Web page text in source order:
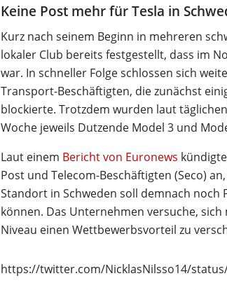
Keine Post mehr für Tesla in
Kurz nach seinem Beginn in mehreren
lokaler Club bereits festgestellt, dass im
war. In schneller Folge schlossen sich
Transport-Beschäftigten, die zunächst
blockierte. Trotzdem wurden laut
Woche jeweils Dutzende Model 3 und
Laut einem Bericht von Euronews
Post und Telecom-Beschäftigten (Seco)
Standort in Schweden soll demnach
können. Das Unternehmen versuche,
Niveau einen Wettbewerbsvorteil zu
https://twitter.com/NicklasNilsso14/